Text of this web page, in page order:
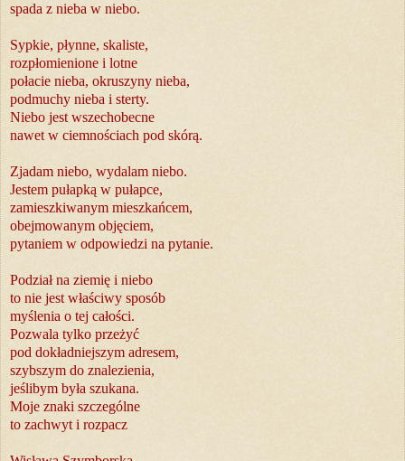
spada z nieba w niebo.
Sypkie, płynne, skaliste,
rozpłomienione i lotne
połacie nieba, okruszyny nieba,
podmuchy nieba i sterty.
Niebo jest wszechobecne
nawet w ciemnościach pod skórą.
Zjadam niebo, wydalam niebo.
Jestem pułapką w pułapce,
zamieszkiwanym mieszkańcem,
obejmowanym objęciem,
pytaniem w odpowiedzi na pytanie.
Podział na ziemię i niebo
to nie jest właściwy sposób
myślenia o tej całości.
Pozwala tylko przeżyć
pod dokładniejszym adresem,
szybszym do znalezienia,
jeślibym była szukana.
Moje znaki szczególne
to zachwyt i rozpacz